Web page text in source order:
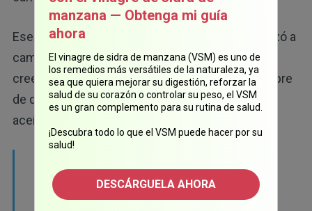
Ese día, puso el podómetro en su reloj y comenzó a
caminar. "Caminé 5700 pasos", dice. "No podía
creerlo". A la mañana siguiente, todavía estaba libre
de dolor. A partir de ahí, comenzó a estudiar los
aceites esenciales.
renovaron todo el tejido de mi columna
vertebral. Me los puse y redujeron mi nivel de
manzana — Obtenga mi guía
ahora
El vinagre de sidra de manzana (VSM) es uno de
los remedios más versátiles de la naturaleza, ya
sea que quiera mejorar su digestión, reforzar la
salud de su corazón o controlar su peso, el VSM
es un gran complemento para su rutina de salud.
¡Descubra todo lo que el VSM puede hacer por su
salud!
DESCÁRGUELA AHORA